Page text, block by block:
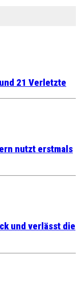
21 Verletzte
nutzt erstmals
und verlässt die